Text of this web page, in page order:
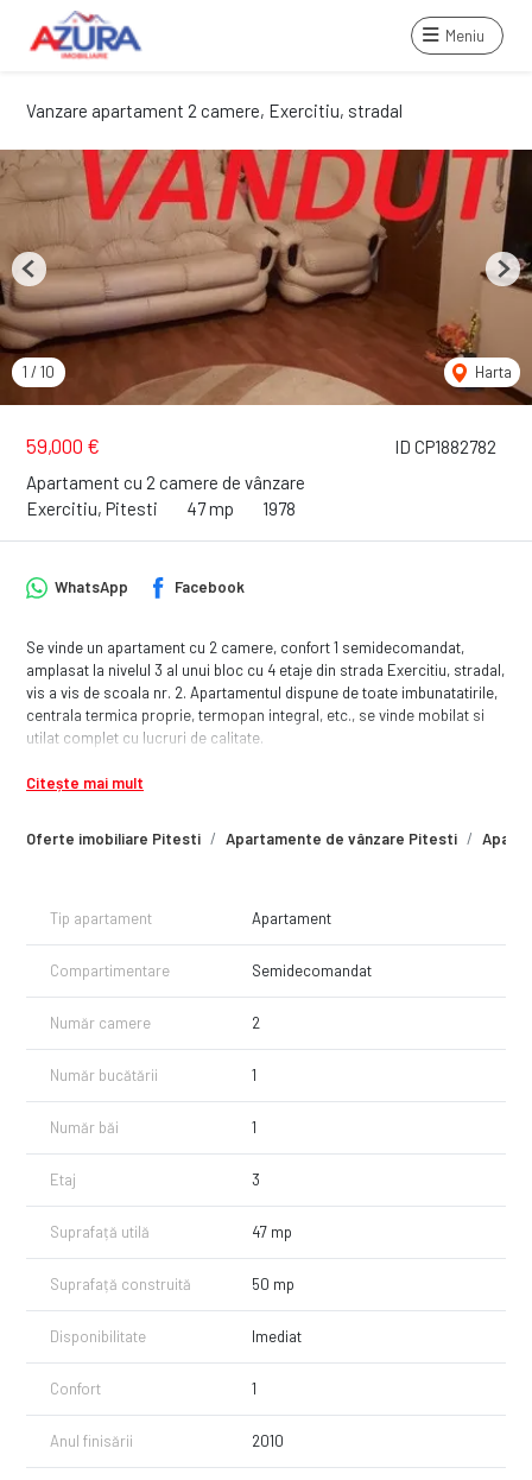
Meniu
Vanzare apartament 2 camere, Exercitiu, stradal
ID CP1882782
59,000 €
Apartament cu 2 camere de vânzare
Exercitiu, Pitesti
47 mp 1978
1 / 10 Harta
Previous Next
Oferte imobiliare Pitesti Apartamente de vânzare Pitesti
WhatsApp Facebook
Se vinde un apartament cu 2 camere, confort 1 semidecomandat,
amplasat la nivelul 3 al unui bloc cu 4 etaje din strada Exercitiu, stradal,
vis a vis de scoala nr. 2. Apartamentul dispune de toate imbunatatirile,
centrala termica proprie, termopan integral, etc., se vinde mobilat si
utilat complet cu lucruri de calitate.
Citește mai mult
Tip apartament Apartament
Compartimentare Semidecomandat
Număr camere 2
Număr bucătării 1
Număr băi 1
Etaj 3
Suprafață utilă 47 mp
Suprafață construită 50 mp
Disponibilitate Imediat
Confort 1
Anul finisării 2010